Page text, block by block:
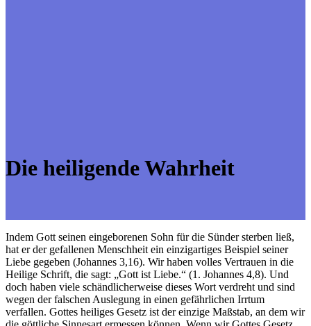
Die heiligende Wahrheit
Indem Gott seinen eingeborenen Sohn für die Sünder sterben ließ,
hat er der gefallenen Menschheit ein einzigartiges Beispiel seiner
Liebe gegeben (Johannes 3,16). Wir haben volles Vertrauen in die
Heilige Schrift, die sagt: „Gott ist Liebe.“ (1. Johannes 4,8). Und
doch haben viele schändlicherweise dieses Wort verdreht und sind
wegen der falschen Auslegung in einen gefährlichen Irrtum
verfallen. Gottes heiliges Gesetz ist der einzige Maßstab, an dem wir